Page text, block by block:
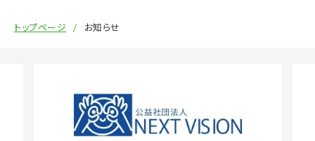
トップページ お知らせ